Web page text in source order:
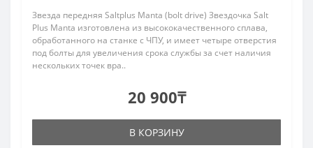
Звезда передняя Saltplus Manta (bolt drive) Звездочка Salt
Plus Manta изготовлена ​​из высококачественного сплава,
обработанного на станке с ЧПУ, и имеет четыре отверстия
под болты для увеличения срока службы за счет наличия
нескольких точек вра..
20 900₸
В КОРЗИНУ